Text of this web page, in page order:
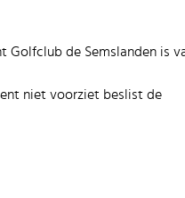
Golfclub de Semslanden is
niet voorziet beslist de